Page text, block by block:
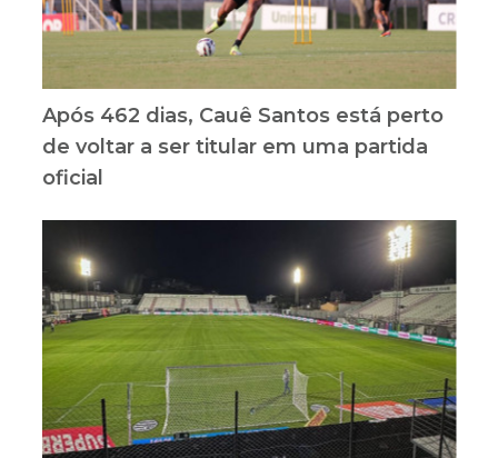
Após 462 dias, Cauê Santos está perto
de voltar a ser titular em uma partida
oficial